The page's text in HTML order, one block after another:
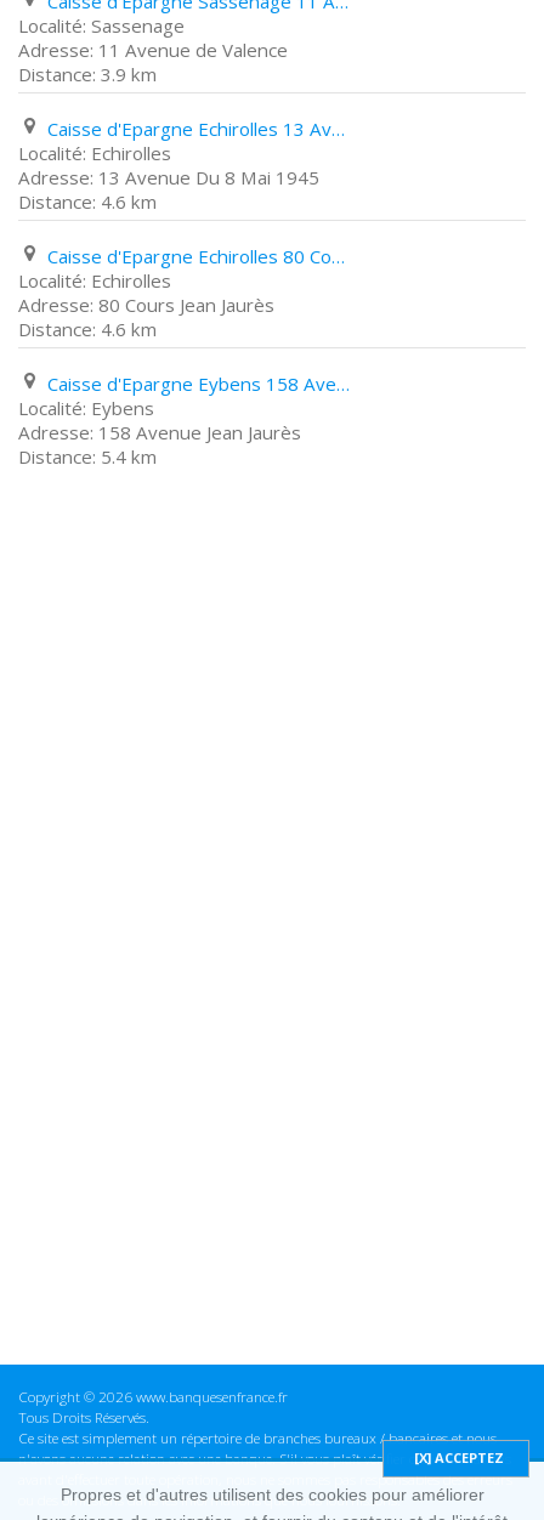
Sassenage
11 Avenue de Valence
3.9 km
Caisse d'Epargne Echirolles 13 Avenue Du 8 Mai 1945
Echirolles
13 Avenue Du 8 Mai 1945
4.6 km
Caisse d'Epargne Echirolles 80 Cours Jean Jaurès
Echirolles
80 Cours Jean Jaurès
4.6 km
Caisse d'Epargne Eybens 158 Avenue Jean Jaurès
Eybens
158 Avenue Jean Jaurès
5.4 km
Copyright © 2026 www.banquesenfrance.fr
Tous Droits Réservés.
Ce site est simplement un répertoire de branches bureaux / bancaires et nous
n'avons aucune relation avec une banque. S'il vous plaît vérifier ces informations
avant d'effectuer toute opération, nous ne sommes pas responsables des erreurs
ou des omissions dans les informations que nous fournissons.
Propres et d'autres utilisent des cookies pour améliorer